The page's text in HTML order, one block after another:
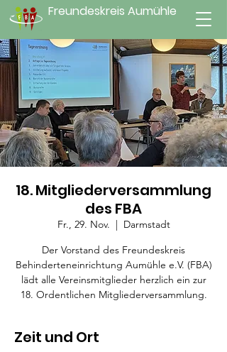
Freundeskreis Aumühle
18. Mitgliederversammlung
des FBA
Fr., 29. Nov.
  |
Darmstadt
Der Vorstand des Freundeskreis
Behinderteneinrichtung Aumühle e.V. (FBA)
lädt alle Vereinsmitglieder herzlich ein zur
18. Ordentlichen Mitgliederversammlung.
Zeit und Ort